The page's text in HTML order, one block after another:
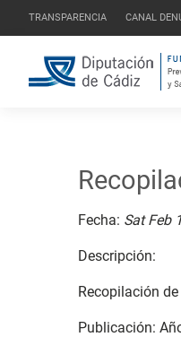
TRANSPARENCIA CANAL
Fecha: Sat Feb
Descripción:
Recopilación
Publicación: